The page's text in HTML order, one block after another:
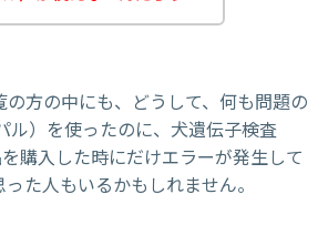
方の中にも、どうして、何も問題の
ル）を使ったのに、犬遺伝子検査
購入した時にだけエラーが発生して
た人もいるかもしれません。